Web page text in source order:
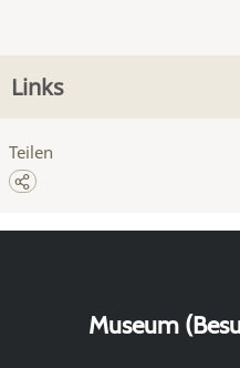
Links
Teilen
Museum